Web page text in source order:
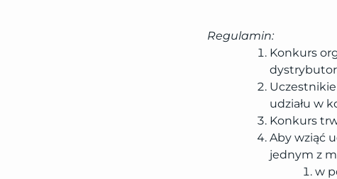
Regulamin:
Konkurs
udziału w
Konkurs
Aby wziąć
jednym z
w